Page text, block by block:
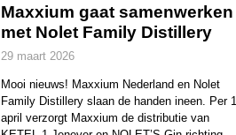
Maxxium gaat samenwerken
met Nolet Family Distillery
29 maart 2026
Mooi nieuws! Maxxium Nederland en Nolet
Family Distillery slaan de handen ineen. Per 1
april verzorgt Maxxium de distributie van